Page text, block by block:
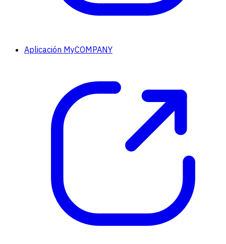
Aplicación MyCOMPANY